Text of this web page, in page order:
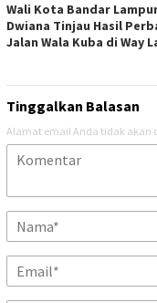
Wali Kota Bandar
Dwiana Tinjau Hasil
Jalan Wala Kuba di Way
Tinggalkan Balasan
Alamat email Anda tidak akan